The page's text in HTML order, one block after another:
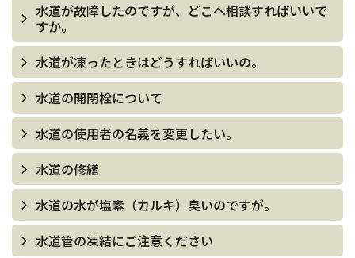
水道が故障したのですが、どこへ相談すればいいで
すか。
水道が凍ったときはどうすればいいの。
水道の開閉栓について
水道の使用者の名義を変更したい。
水道の修繕
水道の水が塩素（カルキ）臭いのですが。
水道管の凍結にご注意ください